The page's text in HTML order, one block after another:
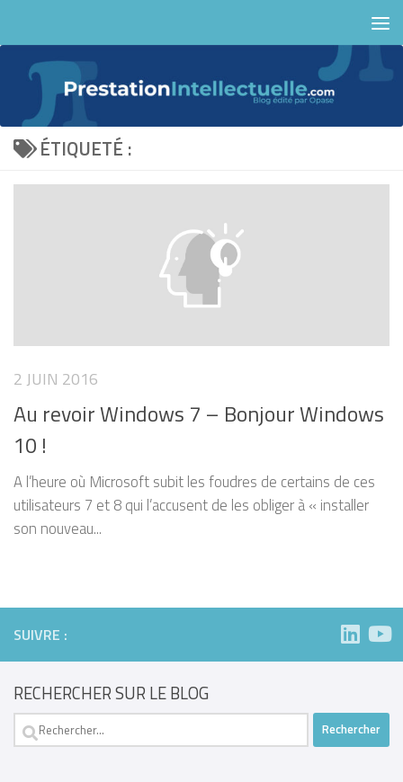
ÉTIQUETÉ :
2 JUIN 2016
Au revoir Windows 7 – Bonjour Windows
10 !
A l’heure où Microsoft subit les foudres de certains de ces
utilisateurs 7 et 8 qui l’accusent de les obliger à « installer
son nouveau...
SUIVRE :
RECHERCHER SUR LE BLOG
Rechercher :